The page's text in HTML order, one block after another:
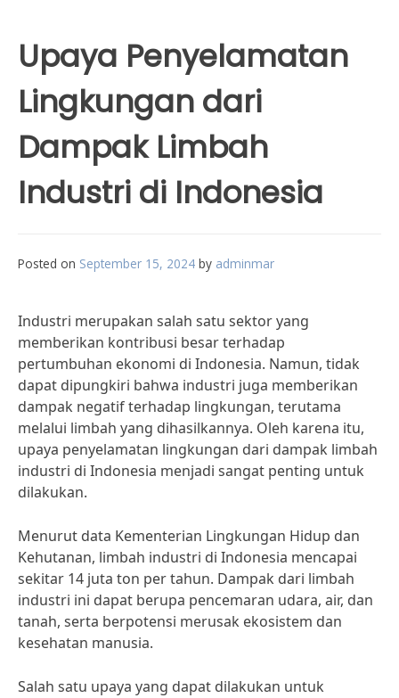
Upaya Penyelamatan
Lingkungan dari
Dampak Limbah
Industri di Indonesia
Posted on September 15, 2024 by adminmar
Industri merupakan salah satu sektor yang
memberikan kontribusi besar terhadap
pertumbuhan ekonomi di Indonesia. Namun, tidak
dapat dipungkiri bahwa industri juga memberikan
dampak negatif terhadap lingkungan, terutama
melalui limbah yang dihasilkannya. Oleh karena itu,
upaya penyelamatan lingkungan dari dampak limbah
industri di Indonesia menjadi sangat penting untuk
dilakukan.
Menurut data Kementerian Lingkungan Hidup dan
Kehutanan, limbah industri di Indonesia mencapai
sekitar 14 juta ton per tahun. Dampak dari limbah
industri ini dapat berupa pencemaran udara, air, dan
tanah, serta berpotensi merusak ekosistem dan
kesehatan manusia.
Salah satu upaya yang dapat dilakukan untuk